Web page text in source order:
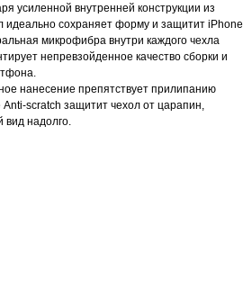
внутренней конструкции из
идеально сохраняет форму и защитит iPhone
микрофибра внутри каждого чехла
непревзойденное качество сборки и
нанесение препятствует прилипанию
scratch защитит чехол от царапин,
надолго.